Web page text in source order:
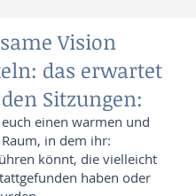
Vision
das erwartet
Sitzungen:
einen warmen und
in dem ihr:
könnt, die vielleicht
haben oder